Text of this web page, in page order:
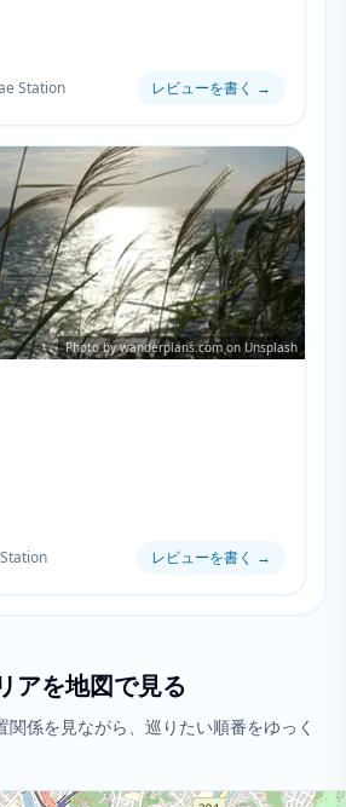
Station レビューを書く →
Photo by wanderplans.com on Unsplash
レビューを書く →
アを地図で見る
係を見ながら、巡りたい順番をゆっく